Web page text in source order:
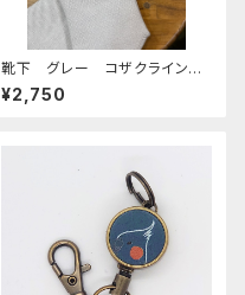
靴下 グレー コザクライン
コ 日本製 刺繍 奈良の靴
下 くつした こざくらいんこ
¥2,750